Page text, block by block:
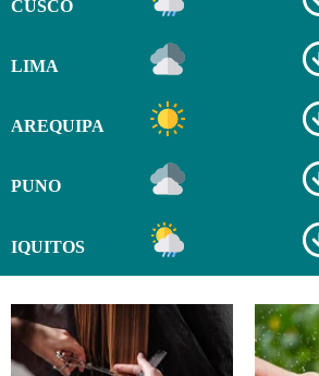
CUSCO
LIMA
AREQUIPA
PUNO
IQUITOS